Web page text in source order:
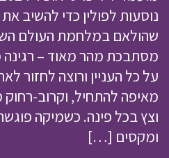
נוסעות לפולין כדי להשיב
שהולאם במלחמת העולם
מסתבכת מהר מאוד – רגינה
על כל העניין ורוצה לחזור
מאיפה להתחיל, וקרוב-
וצץ בכל פינה. כשמיקה
ומקסים […]